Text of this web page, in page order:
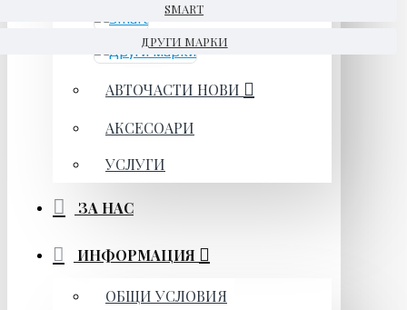
SMART
ДРУГИ МАРКИ
АВТОЧАСТИ НОВИ
АКСЕСОАРИ
УСЛУГИ
ЗА НАС
ИНФОРМАЦИЯ
ОБЩИ УСЛОВИЯ